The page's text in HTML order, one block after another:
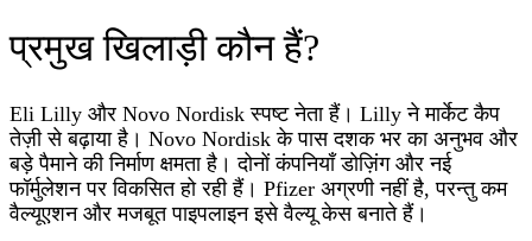
प्रमुख खिलाड़ी कौन हैं?
Eli Lilly और Novo Nordisk स्पष्ट नेता हैं। Lilly ने मार्केट कैप
तेज़ी से बढ़ाया है। Novo Nordisk के पास दशक भर का अनुभव और
बड़े पैमाने की निर्माण क्षमता है। दोनों कंपनियाँ डोज़िंग और नई
फॉर्मुलेशन पर विकसित हो रही हैं। Pfizer अग्रणी नहीं है, परन्तु कम
वैल्यूएशन और मजबूत पाइपलाइन इसे वैल्यू केस बनाते हैं।